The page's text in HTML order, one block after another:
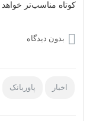
کوتاه مناسب‌تر خواهد
بدون دیدگاه
اخبار پاوربانک